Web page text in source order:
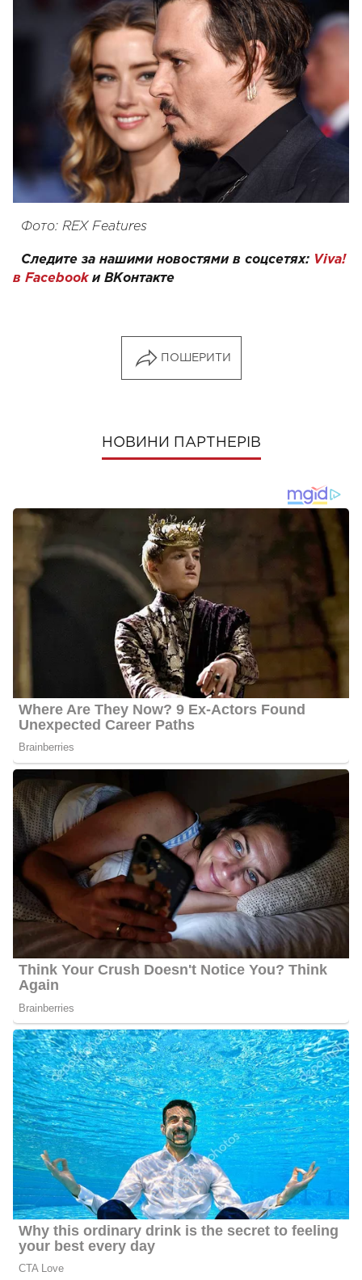
Фото: REX Features
Следите за нашими новостями в соцсетях: Viva!
в Facebookи ВКонтакте
ПОШЕРИТИ
НОВИНИ ПАРТНЕРІВ